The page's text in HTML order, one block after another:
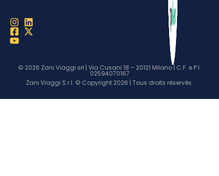
© 2026 Zani Viaggi srl | Via Cusani 18 – 20121 Milano | C.F. e P.I.
02594070167
Zani Viaggi S.r.l. © Copyright 2026 | Tous droits réservés.